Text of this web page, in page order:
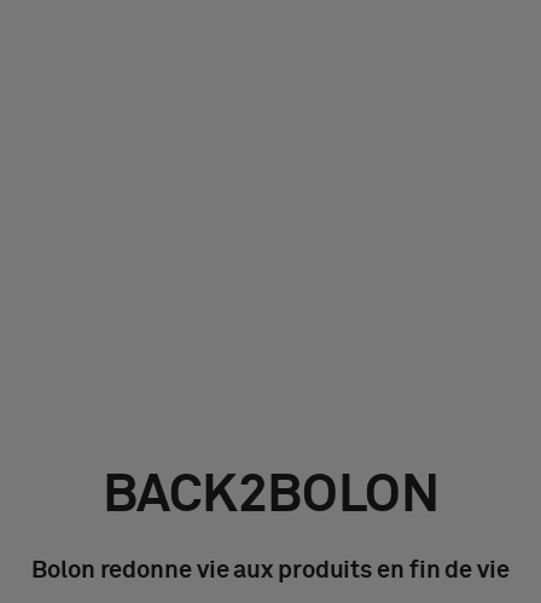
BACK2BOLON
Bolon redonne vie aux produits en fin de vie